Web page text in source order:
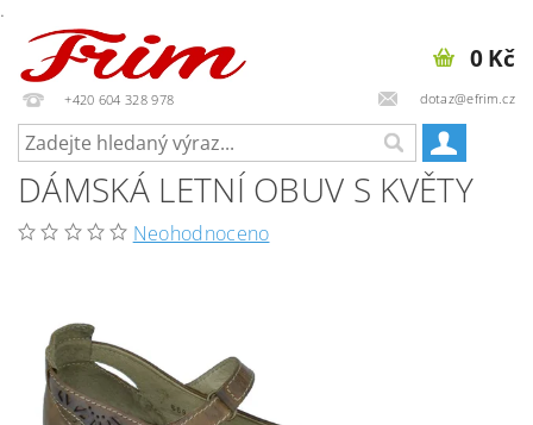
.
+420 604 328 978 dotaz@efrim.cz
0 Kč
DÁMSKÁ LETNÍ OBUV S KVĚTY
Neohodnoceno